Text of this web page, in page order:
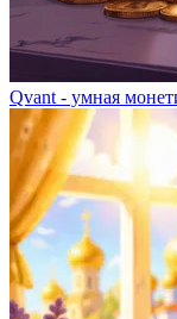
Qvant - умная